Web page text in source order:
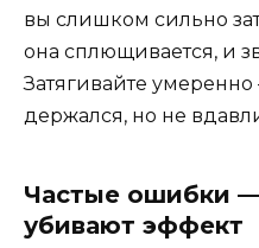
вы слишком сильно
она сплющивается, и
Затягивайте
держался, но не
Частые ошибки
убивают эффект